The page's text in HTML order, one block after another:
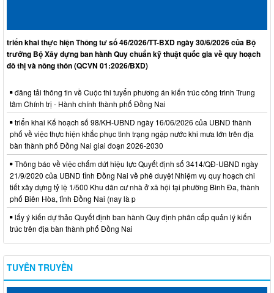
triển khai thực hiện Thông tư số 46/2026/TT-BXD ngày 30/6/2026 của Bộ
trưởng Bộ Xây dựng ban hành Quy chuẩn kỹ thuật quốc gia về quy hoạch
đô thị và nông thôn (QCVN 01:2026/BXD)
đăng tải thông tin về Cuộc thi tuyển phương án kiến trúc công trình Trung
tâm Chính trị - Hành chính thành phố Đồng Nai
triển khai Kế hoạch số 98/KH-UBND ngày 16/06/2026 của UBND thành
phố về việc thực hiện khắc phục tình trạng ngập nước khi mưa lớn trên địa
bàn thành phố Đồng Nai giai đoạn 2026-2030
Thông báo về việc chấm dứt hiệu lực Quyết định số 3414/QĐ-UBND ngày
21/9/2020 của UBND tỉnh Đồng Nai về phê duyệt Nhiệm vụ quy hoạch chi
tiết xây dựng tỷ lệ 1/500 Khu dân cư nhà ở xã hội tại phường Bình Đa, thành
phố Biên Hòa, tỉnh Đồng Nai (nay là p
lấy ý kiến dự thảo Quyết định ban hành Quy định phân cấp quản lý kiến
trúc trên địa bàn thành phố Đồng Nai
TUYÊN TRUYỀN